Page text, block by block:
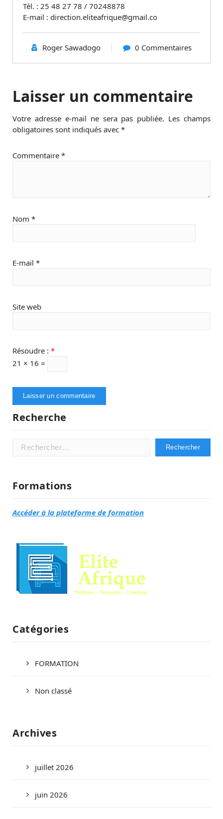
Tél. : 25 48 27 78 / 70248878
E-mail : direction.eliteafrique@gmail.co
Roger Sawadogo 0 Commentaires
Laisser un commentaire
Votre adresse e-mail ne sera pas publiée. Les champs
obligatoires sont indiqués avec *
Commentaire *
Nom *
E-mail *
Site web
Résoudre : *
21 × 16 =
Recherche
Rechercher :
Formations
Accéder à la plateforme de formation
Catégories
FORMATION
Non classé
Archives
juillet 2026
juin 2026